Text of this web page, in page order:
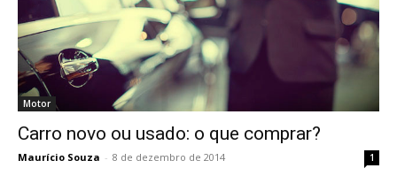
Motor
Carro novo ou usado: o que comprar?
Maurício Souza - 8 de dezembro de 2014 1